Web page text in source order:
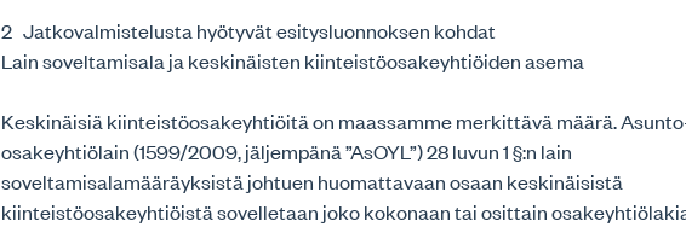
2 Jatkovalmistelusta hyötyvät esitysluonnoksen kohdat
Lain soveltamisala ja keskinäisten kiinteistöosakeyhtiöiden asema
Keskinäisiä kiinteistöosakeyhtiöitä on maassamme merkittävä määrä.
osakeyhtiölain (1599/2009, jäljempänä ”AsOYL”) 28 luvun 1 §:n lain
soveltamisalamääräyksistä johtuen huomattavaan osaan keskinäisistä
kiinteistöosakeyhtiöistä sovelletaan joko kokonaan tai osittain